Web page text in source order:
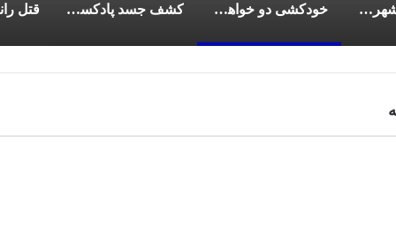
مرگ کارمند شهرداری تهران در آسانسور غیر ایمن شهرداری | واکنش عضو شورای شهر تهران خودکشی دو خواهر ۱۳ و ۱۴ ساله از طبقه ۱۹ برج افق حکیمیه تهران کشف جسد پادکستر ایرانی بعد از قتل هول‌ناک همسرش!